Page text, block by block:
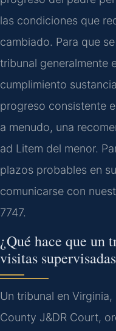
las condiciones que
cambiado. Para que
tribunal generalmente
cumplimiento
progreso consistente
a menudo, una
ad Litem del menor.
plazos probables en
comunicarse con
7747.
¿Qué hace que un
visitas
Un tribunal en
County J&DR Court,